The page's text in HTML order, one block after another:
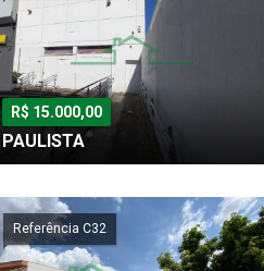
R$ 15.000,00
PAULISTA
Referência C32